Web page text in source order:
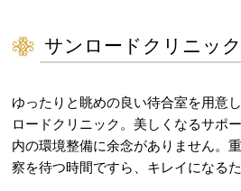
サンロードクリニック
ゆったりと眺めの良い待合室を用意
ロードクリニック。美しくなるサポ
内の環境整備に余念がありません。
察を待つ時間ですら、キレイになる